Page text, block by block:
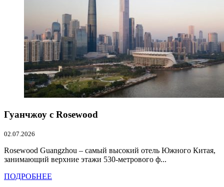
Гуанчжоу с Rosewood
02.07.2026
Rosewood Guangzhou – самый высокий отель Южного Китая,
занимающий верхние этажи 530-метрового ф...
ПОДРОБНЕЕ